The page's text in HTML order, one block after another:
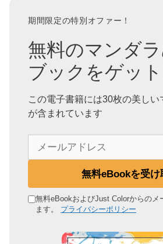
期間限定の特別オファー！
無料のマンダラ
ブックをゲッ
この電子書籍には30枚の美しい
が含まれています
ド
無料eBookを受け
無料eBookおよびJust Colorからのメ
ます。 プライバシーポリシー